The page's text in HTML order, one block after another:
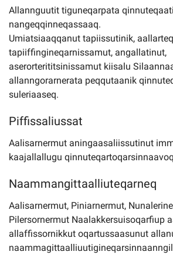
Allannguutit tiguneqarpata
nangeqqinneqassaaq.
Umiatsiaaqqanut tapiissutinik,
tapiiffingineqarnissamut, angallatinut,
aserorterititsinissamut kiisalu
allanngorarnerata peqqutaanik
suleriaaseq.
Piffissaliussat
Aalisarnermut aningaasaliissutinut
kaajallallugu
Naammangittaalliuteqarneq
Aalisarnermut, Piniarnermut,
Pilersornermut Naalakkersuisoqarfiup
allaffissornikkut oqartussaasunut